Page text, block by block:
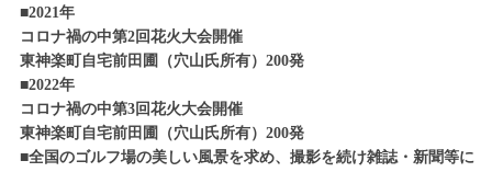
'22/02/18
日本のご島地グルメ
第4弾 竹富島 竹富そば
'22/02/08
日本のご島地グルメ
第3弾 黒島 ヤシガニそば
・'15/08/01
日本のゴルフ場
第5弾 北海道 北海道 クラシックゴルフ
・'15/07/01
日本のゴルフ場
第4弾 北海道 フォレスト旭川カントリー
地球の島巡り
59島目 2008年11月 フランス領 タヒチ
地球の島巡り
58島目 2008年9月 イタリア共和国 ベネチア
'2008
■2021年
コロナ禍の中第2回花火大会開催
東神楽町自宅前田圃（穴山氏所有）200発
■2022年
コロナ禍の中第3回花火大会開催
東神楽町自宅前田圃（穴山氏所有）200発
■全国のゴルフ場の美しい風景を求め、撮影を続け雑誌・新聞等に